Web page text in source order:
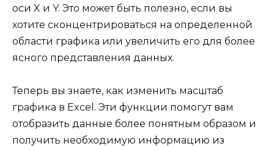
оси X и Y. Это может быть полезно, если вы
хотите сконцентрироваться на определенной
области графика или увеличить его для более
ясного представления данных.
Теперь вы знаете, как изменить масштаб
графика в Excel. Эти функции помогут вам
отобразить данные более понятным образом и
получить необходимую информацию из